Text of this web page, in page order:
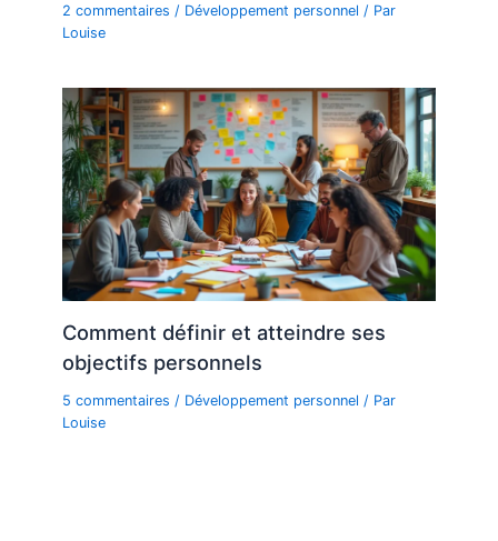
2 commentaires / Développement personnel / Par
Louise
Comment définir et atteindre ses
objectifs personnels
5 commentaires / Développement personnel / Par
Louise